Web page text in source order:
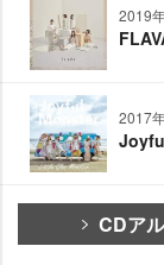
2019
2017
CDア